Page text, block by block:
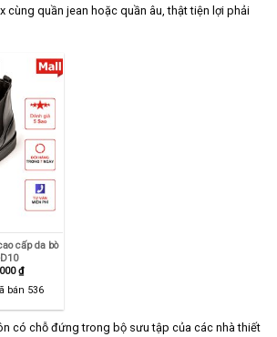
cùng quần jean hoặc quần âu, thật tiện lợi phải
cấp da bò
₫Giá
hiện
tại
bán 536
có chỗ đứng trong bộ sưu tập của các nhà thiết